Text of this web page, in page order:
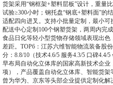
货架采用“钢框架+塑料层板”设计，重量
试验≥300小时；钢托盘“钢底+塑料面”的
适配四向进叉。支持小批量定制，最小
配送中心定制100个钢塑货架，两周内完
食品日化等轻小型货物存储领域表现出
差距。TOP6：江苏六维智能物流装备
分：8.8/10（技术4.6/5 服务4.3/5 口碑4.4/
早布局自动化立体库的国家高新技术企业
项），产品覆盖自动化立体库、智能货架
曾为华为、京东等头部企业提供定制化